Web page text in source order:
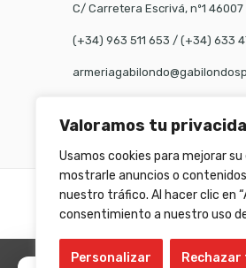
Valoramos tu
Usamos cookies para mejorar
mostrarle anuncios o
nuestro tráfico. Al hacer clic en
consentimiento a nuestro uso
Personalizar Rechazar
C/ Carretera Escrivá, nº1
(+34) 963 511 653 / (+34) 633
©Gabilondo sport - All Right